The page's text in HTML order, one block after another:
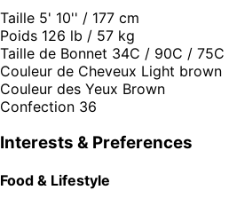
Taille 5' 10'' / 177 cm
Poids 126 lb / 57 kg
Taille de Bonnet 34C / 90C / 75C
Couleur de Cheveux Light brown
Couleur des Yeux Brown
Confection 36
Interests & Preferences
Food & Lifestyle